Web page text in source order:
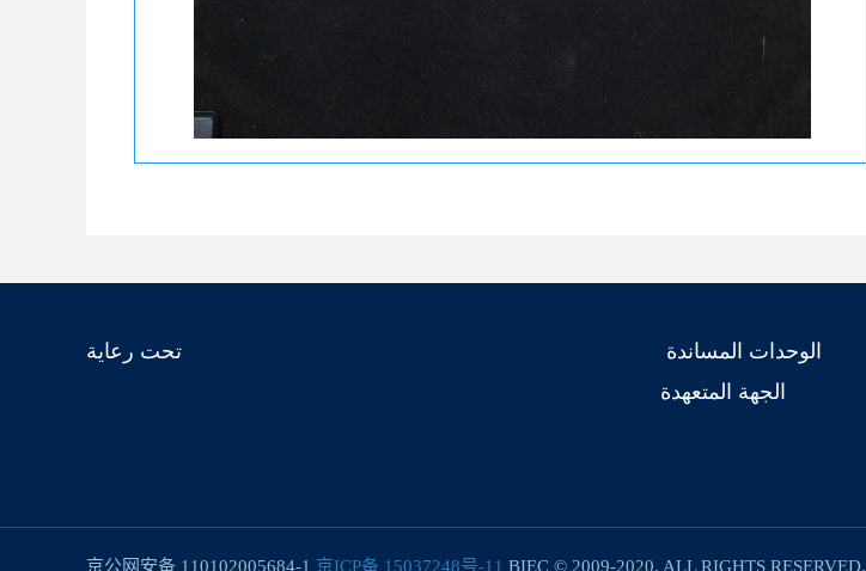
تحت رعاية
الوحدات المساندة
الجهة المتعهدة
京公网安备 110102005684-1 京ICP备 15037248号-11 BIEC © 2009-2020. ALL RIGHTS RESERVED.